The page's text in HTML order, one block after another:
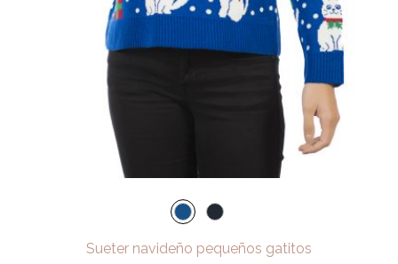
Sueter navideño pequeños gatitos